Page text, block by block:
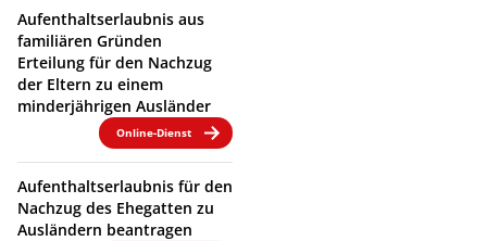
Aufenthaltserlaubnis aus
familiären Gründen
Erteilung für den Nachzug
der Eltern zu einem
minderjährigen Ausländer
Online-Dienst
Aufenthaltserlaubnis für den
Nachzug des Ehegatten zu
Ausländern beantragen